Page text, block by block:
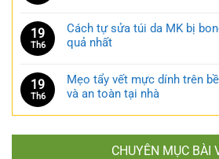
19
Th6
Cách tự sửa túi da MK bị
quả nhất
19
Th6
Mẹo tẩy vết mực dính trên
và an toàn tại nhà
CHUYÊN MỤC BÀI